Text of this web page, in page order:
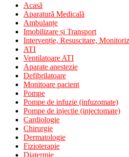
Acasă
Aparatură Medicală
Ambulanțe
Imobilizare și Transport
Intervenție, Resuscitare,
ATI
Ventilatoare ATI
Aparate anestezie
Defibrilatoare
Monitoare pacient
Pompe
Pompe de infuzie (infuzomate)
Pompe de injectie (injectomate)
Cardiologie
Chirurgie
Dermatologie
Fizioterapie
Diatermie